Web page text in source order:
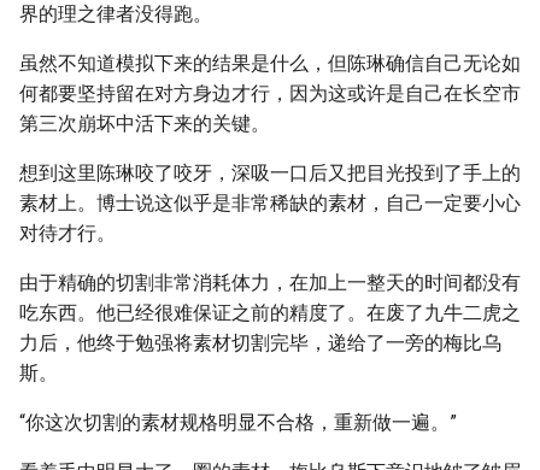
界的理之律者没得跑。
虽然不知道模拟下来的结果是什么，但陈琳确信自己无论如
何都要坚持留在对方身边才行，因为这或许是自己在长空市
第三次崩坏中活下来的关键。
想到这里陈琳咬了咬牙，深吸一口后又把目光投到了手上的
素材上。博士说这似乎是非常稀缺的素材，自己一定要小心
对待才行。
由于精确的切割非常消耗体力，在加上一整天的时间都没有
吃东西。他已经很难保证之前的精度了。在废了九牛二虎之
力后，他终于勉强将素材切割完毕，递给了一旁的梅比乌
斯。
“你这次切割的素材规格明显不合格，重新做一遍。”